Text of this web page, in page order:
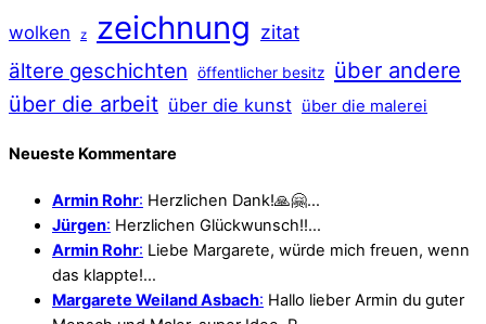
wolken z zeichnung zitat
ältere geschichten öffentlicher besitz über andere
über die arbeit über die kunst über die malerei
Neueste Kommentare
Armin Rohr: Herzlichen Dank!🙏🤗…
Jürgen: Herzlichen Glückwunsch!!…
Armin Rohr: Liebe Margarete, würde mich freuen, wenn
das klappte!…
Margarete Weiland Asbach: Hallo lieber Armin du guter